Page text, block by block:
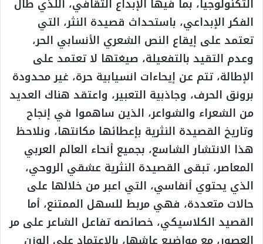
التكنولوجيا، بما فيها الإبداع الثقافي، أللذي طال
الفكر الإبداعي، باستحداث قصيدة النثر، التي
تعتمد على إيقاع النص الشعري الأنسابي الحر،
وعدم التقيد بالتفعيلة، صيغتها لا تعتمد على
الإطالة، تتم عن إيحاءات انسيابية حرة، غير محدودة
برونق الحرف، وجاذبية التعبير، واعتقد هناك العديد
من الشعراء والشواعر، الذين ساهموا في إنجاح
وتاريخ القصيدة النثرية بإعطائها مكانتها، ونلاحظ
هذا الانتشار الشاسع، بجميع أنحاء العالم العربي
المعاصر، تبقى القصيدة النثرية عشقي الروحي،
الذي يحتوي أنفاسي، التي اعبر من خلالها على
حالات متعددة، فهي مربط للسهل الممتنع، أما
القصيد الكلاسيكي، خصائصه تفاعل الشاعر على مر